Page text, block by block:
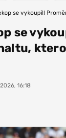
se vykoupil!
se
16:18